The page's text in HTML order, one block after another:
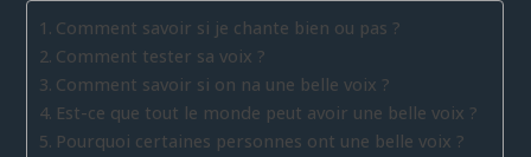
Comment savoir si je chante bien ou pas ?
Comment tester sa voix ?
Comment savoir si on na une belle voix ?
Est-ce que tout le monde peut avoir une belle voix ?
Pourquoi certaines personnes ont une belle voix ?